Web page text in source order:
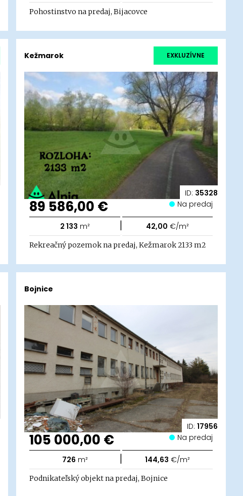
Pohostinstvo na predaj, Bijacovce
ID: 35328
Kežmarok EXKLUZÍVNE
89 586,00 € Na predaj
2 133 m² | 42,00 €/m²
Rekreačný pozemok na predaj, Kežmarok 2133 m2
ID:17956
Bojnice
105 000,00 € Na predaj
726 m² | 144,63 €/m²
Podnikateľský objekt na predaj, Bojnice